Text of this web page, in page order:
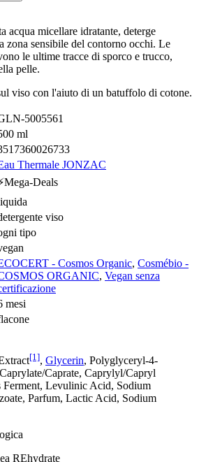
acqua micellare idratante, deterge
zona sensibile del contorno occhi. Le
le ultime tracce di sporco e trucco,
pelle.
viso con l'aiuto di un batuffolo di cotone.
5005561
ml
Thermale JONZAC
Deals
viso
tipo
- Cosmos Organic, Cosmébio -
ORGANIC, Vegan senza
mesi
[1], Glycerin, Polyglyceryl-4-
Caprate, Caprylyl/Capryl
Ferment, Levulinic Acid, Sodium
Parfum, Lactic Acid, Sodium
REhydrate